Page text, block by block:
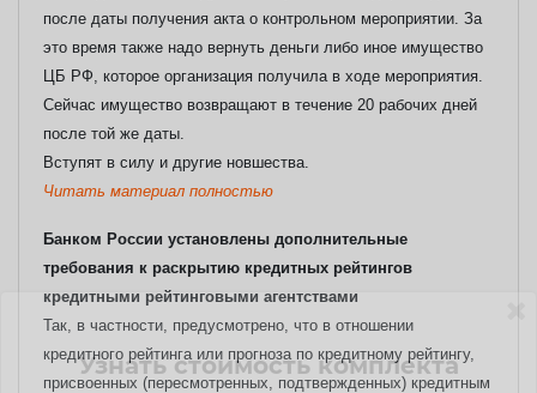
после даты получения акта о контрольном мероприятии. За
это время также надо вернуть деньги либо иное имущество
ЦБ РФ, которое организация получила в ходе мероприятия.
Сейчас имущество возвращают в течение 20 рабочих дней
после той же даты.
Вступят в силу и другие новшества.
Читать материал полностью
Банком России установлены дополнительные
требования к раскрытию кредитных рейтингов
кредитными рейтинговыми агентствами
Так, в частности, предусмотрено, что в отношении
кредитного рейтинга или прогноза по кредитному рейтингу,
присвоенных (пересмотренных, подтвержденных) кредитным
Узнать стоимость комплекта